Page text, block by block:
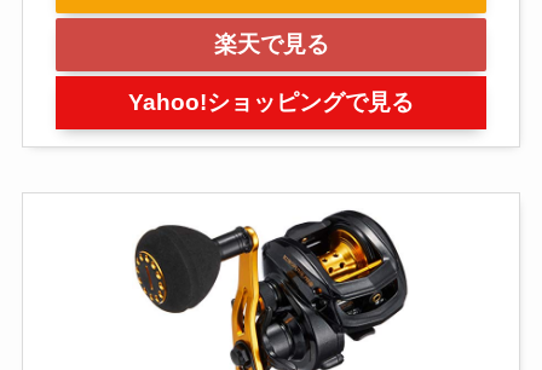
楽天で見る
Yahoo!ショッピングで見る